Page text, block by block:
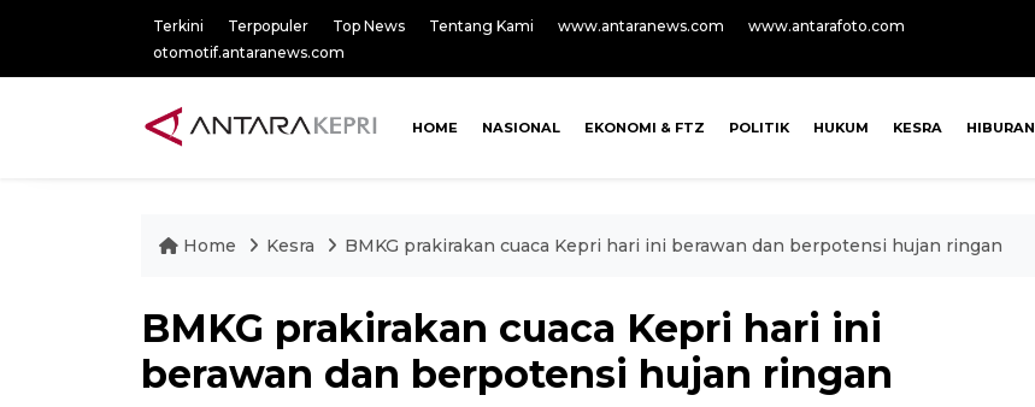
Terkini Terpopuler Top News Tentang Kami www.antaranews.com
www.antarafoto.com
otomotif.antaranews.com
HOME NASIONAL EKONOMI & FTZ POLITIK HUKUM KESRA HIBURAN
Home Kesra BMKG prakirakan cuaca Kepri hari ini berawan dan berpotensi hujan ringan
BMKG prakirakan cuaca Kepri hari ini
berawan dan berpotensi hujan ringan